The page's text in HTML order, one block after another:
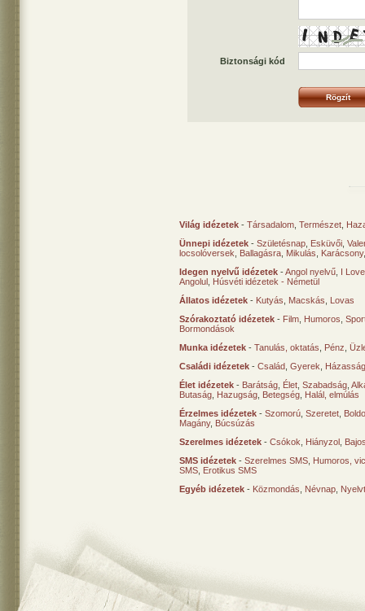
Biztonsági kód
Világ idézetek - Társadalom Természet
Ünnepi idézetek - Születésnap Esküvői
locsolóversek
Ballagásra Mikulás Karácsony
Idegen nyelvű idézetek -Angol nyelvű I
Angolul Húsvéti idézetek - Németül
Állatos idézetek - Kutyás Macskás
Lovas
Szórakoztató idézetek - Film Humoros
Bormondások
Munka idézetek - Tanulás, oktatás Pénz
Családi idézetek - Család Gyerek
Élet idézetek - Barátság Élet Szabadság
Butaság Hazugság Betegség Halál, elmúlás
Érzelmes idézetek - Szomorú Szeretet
Magány, Búcsúzás
Szerelmes idézetek - Csókok Hiányzol
SMS idézetek - Szerelmes SMS Humoros,
SMS Erotikus SMS
Egyéb idézetek - Közmondás Névnap